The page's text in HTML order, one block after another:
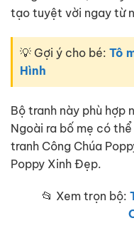
tạo tuyệt vời ngay từ
💡 Gợi ý cho bé: Tô
Hình
Bộ tranh này phù
Ngoài ra bố mẹ có
tranh Công Chúa
Poppy Xinh Đẹp.
📂 Xem trọn bộ: